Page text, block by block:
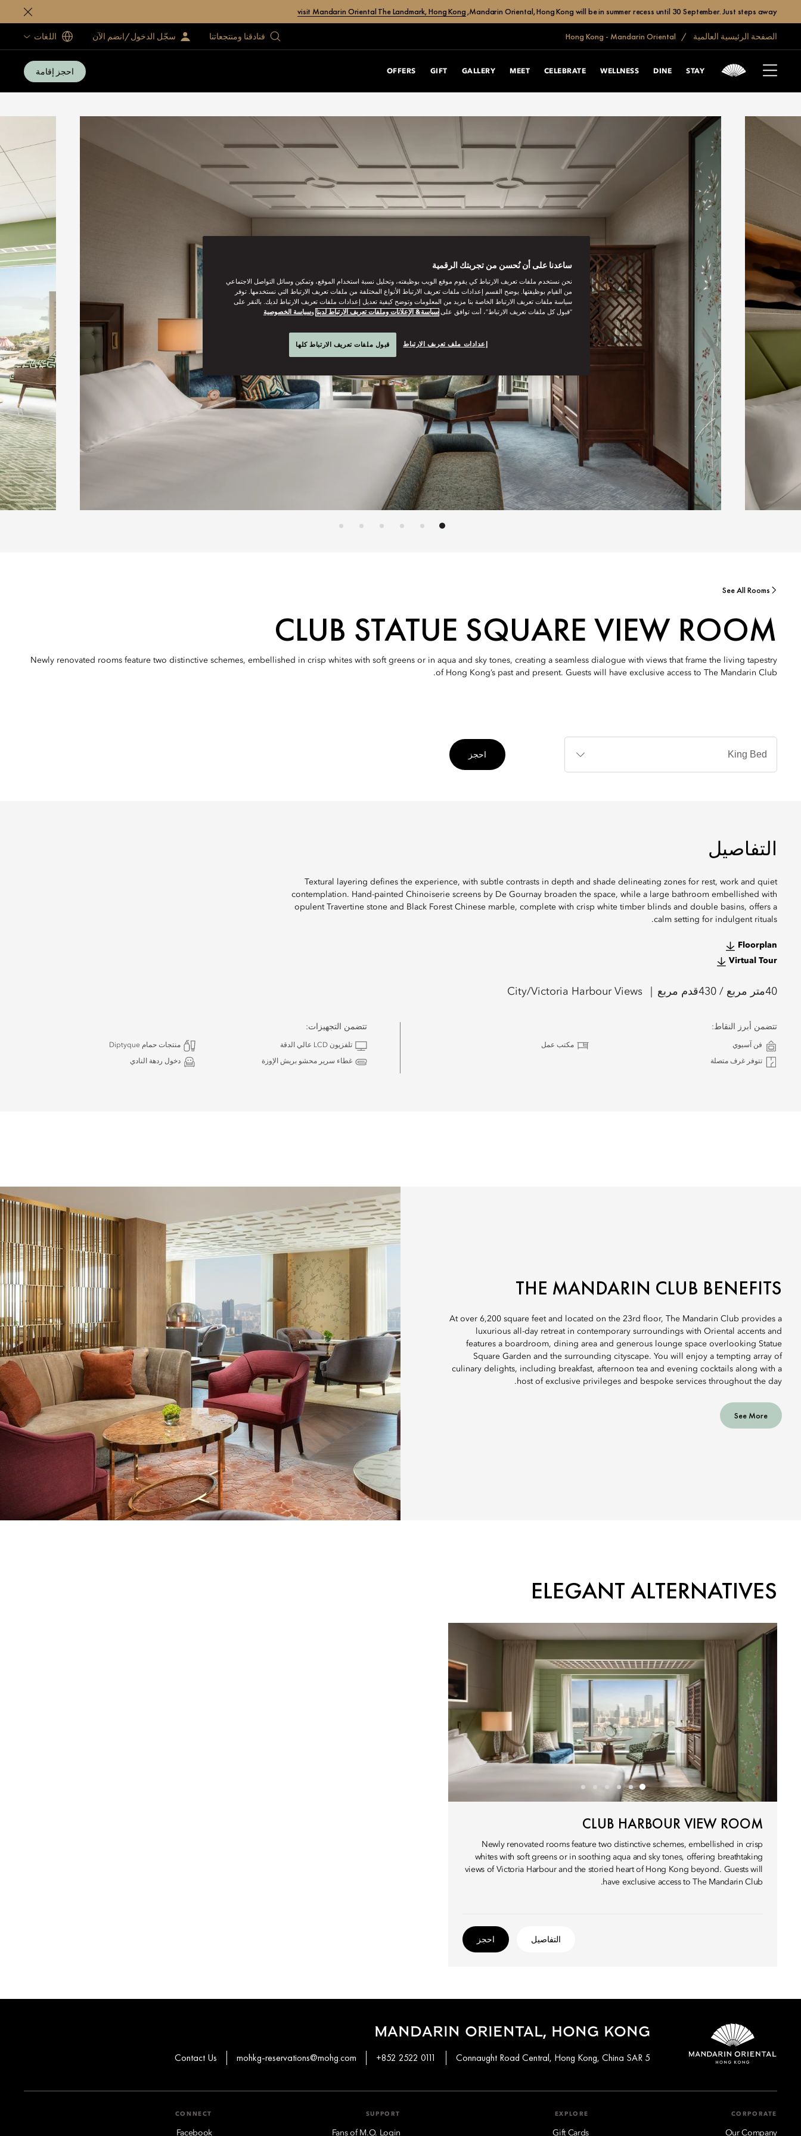
Mandarin Oriental, Hong Kong will be in summer recess until 30 September. Just steps away,
visit Mandarin Oriental The Landmark, Hong Kong
الصفحة الرئيسية العالمية فنادقنا ومنتجعاتنا سجّل الدخول/انضم الآن اللغات
STAY
DINE
WELLNESS
CELEBRATE
MEET
GALLERY
GIFT
OFFERS احجز إقامة
See All Rooms
CLUB STATUE SQUARE VIEW ROOM
Newly renovated rooms feature two distinctive schemes, embellished in crisp whites with soft greens or in aqua and sky tones, creating a seamless dialogue with views that frame the living tapestry
of Hong Kong’s past and present. Guests will have exclusive access to The Mandarin Club.
أنواع
احجز
التفاصيل
Textural layering defines the experience, with subtle contrasts in depth and shade delineating zones for rest, work and quiet
contemplation. Hand-painted Chinoiserie screens by De Gournay broaden the space, while a large bathroom embellished with
opulent Travertine stone and Black Forest Chinese marble, complete with crisp white timber blinds and double basins, offers a
calm setting for indulgent rituals.
Floorplan
Virtual Tour
40متر مربع / 430قدم مربع City/Victoria Harbour Views
تتضمن أبرز النقاط:
فن آسيوي مكتب عمل
تتوفر غرف متصلة
تتضمن التجهيزات:
تلفزيون LCD عالي الدقة منتجات حمام Diptyque
غطاء سرير محشو بريش الإوزة دخول ردهة النادي
THE MANDARIN CLUB BENEFITS
At over 6,200 square feet and located on the 23rd floor, The Mandarin Club provides a
luxurious all-day retreat in contemporary surroundings with Oriental accents and
features a boardroom, dining area and generous lounge space overlooking Statue
Square Garden and the surrounding cityscape. You will enjoy a tempting array of
culinary delights, including breakfast, afternoon tea and evening cocktails along with a
host of exclusive privileges and bespoke services throughout the day.
See More
ELEGANT ALTERNATIVES
CLUB HARBOUR VIEW ROOM
Newly renovated rooms feature two distinctive schemes, embellished in crisp
whites with soft greens or in soothing aqua and sky tones, offering breathtaking
views of Victoria Harbour and the storied heart of Hong Kong beyond. Guests will
have exclusive access to The Mandarin Club.
التفاصيل احجز
MANDARIN ORIENTAL, HONG KONG
5 Connaught Road Central, Hong Kong, China SAR
+852 2522 0111
mohkg-reservations@mohg.com
Contact Us
CORPORATE
Our Company
EXPLORE
Gift Cards
SUPPORT
Fans of M.O. Login
CONNECT
Facebook
ساعدنا على أن نُحسن من تجربتك الرقمية
نحن نستخدم ملفات تعريف الارتباط كي يقوم موقع الويب بوظيفته، وتحليل نسبة استخدام الموقع، وتمكين وسائل التواصل الاجتماعي
من القيام بوظيفتها. يوضح القسم إعدادات ملفات تعريف الارتباط الأنواع المختلفة من ملفات تعريف الارتباط التي نستخدمها. توفر
سياسة ملفات تعريف الارتباط الخاصة بنا مزيد من المعلومات وتوضح كيفية تعديل إعدادات ملفات تعريف الارتباط لديك. بالنقر على
“قبول كل ملفات تعريف الارتباط”، أنت توافق على سياسة& الإعلانات وملفات تعريف الارتباط لدينا وسياسة الخصوصية
إعدادات ملف تعريف الارتباط قبول ملفات تعريف الارتباط كلها